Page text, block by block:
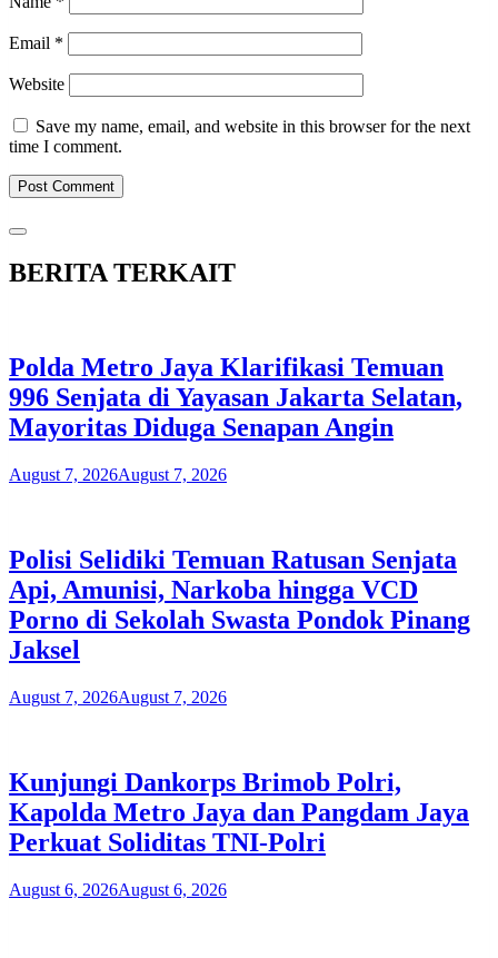
Email *
Website
Save my name, email, and website in this browser for the next
time I comment.
BERITA TERKAIT
Polda Metro Jaya Klarifikasi Temuan
996 Senjata di Yayasan Jakarta Selatan,
Mayoritas Diduga Senapan Angin
August 7, 2026August 7, 2026
Polisi Selidiki Temuan Ratusan Senjata
Api, Amunisi, Narkoba hingga VCD
Porno di Sekolah Swasta Pondok Pinang
Jaksel
August 7, 2026August 7, 2026
Kunjungi Dankorps Brimob Polri,
Kapolda Metro Jaya dan Pangdam Jaya
Perkuat Soliditas TNI-Polri
August 6, 2026August 6, 2026